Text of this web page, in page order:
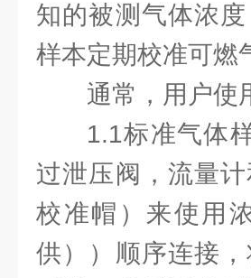
知的被测气体浓
样本定期校准可燃
通常，用户使
1.1标准气体
过泄压阀，流量
校准帽）来使用
供））顺序连接